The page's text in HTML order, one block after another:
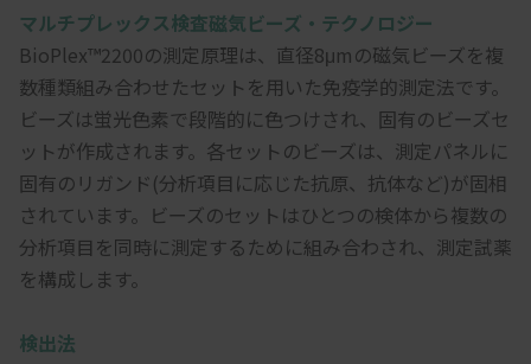
マルチプレックス検査磁気ビーズ・テクノロジー
BioPlex™2200の測定原理は、直径8μmの磁気ビーズを複
数種類組み合わせたセットを用いた免疫学的測定法です。
ビーズは蛍光色素で段階的に色つけされ、固有のビーズセ
ットが作成されます。各セットのビーズは、測定パネルに
固有のリガンド(分析項目に応じた抗原、抗体など)が固相
されています。ビーズのセットはひとつの検体から複数の
分析項目を同時に測定するために組み合わされ、測定試薬
を構成します。
検出法